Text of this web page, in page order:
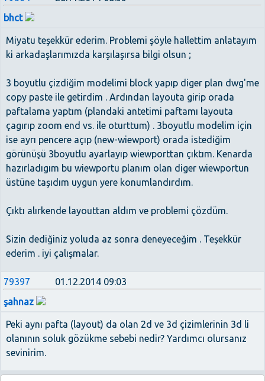
bhct
Miyatu teşekkür ederim. Problemi şöyle hallettim anlatayım
ki arkadaşlarımızda karşılaşırsa bilgi olsun ;
3 boyutlu çizdiğim modelimi block yapıp diger plan dwg'me
copy paste ile getirdim . Ardından layouta girip orada
paftalama yaptım (plandaki antetimi paftamı layouta
çagırıp zoom end vs. ile oturttum) . 3boyutlu modelim için
ise ayrı pencere açıp (new-wiewport) orada istediğim
görünüşü 3boyutlu ayarlayıp wiewporttan çıktım. Kenarda
hazırladıgım bu wiewportu planım olan diger wiewportun
üstüne taşıdım uygun yere konumlandırdım.
Çıktı alırkende layouttan aldım ve problemi çözdüm.
Sizin dediğiniz yoluda az sonra deneyeceğim . Teşekkür
ederim . iyi çalışmalar.
79397
01.12.2014 09:03
şahnaz
Peki aynı pafta (layout) da olan 2d ve 3d çizimlerinin 3d li
olanının soluk gözükme sebebi nedir? Yardımcı olursanız
sevinirim.